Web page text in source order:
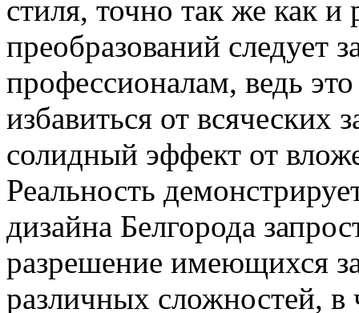
стиля, точно так же как
преобразований следует
профессионалам, ведь
избавиться от всяческих
солидный эффект от
Реальность
дизайна Белгорода
разрешение имеющихся
различных сложностей,